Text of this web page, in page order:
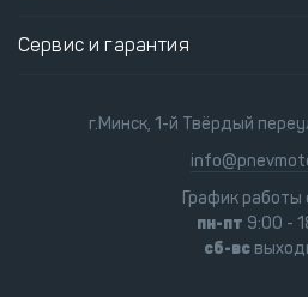
Сервис и гарантия
г.Минск, 1-й Твёрдый
График работы
пн-пт 9:00 -
сб-вс